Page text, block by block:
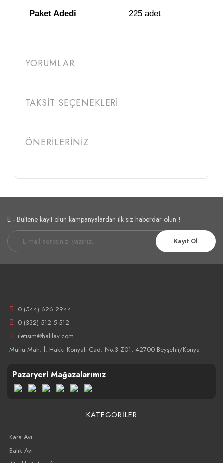
Paket Adedi 225 adet
YORUMLAR
TAKSİT SEÇENEKLERİ
ÖNERİLERİNİZ
E - Bültene kayıt olun kampanyalardan ilk siz haberdar olun !
Kayıt Ol
0 (544) 626 2944
0 (332) 512 5 512
iletisim@halilav.com
Müftü Mah. İ. Hakkı Konyalı Cad. No:3 Z01, 42700 Beyşehir/Konya
Pazaryeri Mağazalarımız
KATEGORİLER
Kara Avı
Balık Avı